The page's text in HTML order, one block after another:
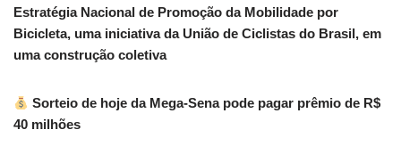
Estratégia Nacional de Promoção da Mobilidade por
Bicicleta, uma iniciativa da União de Ciclistas do Brasil, em
uma construção coletiva
Sorteio de hoje da Mega-Sena pode pagar prêmio de R$
40 milhões